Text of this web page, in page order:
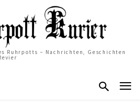
Ruhrpotts – Nachrichten, Geschichten